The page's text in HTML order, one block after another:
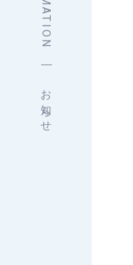
お知らせ